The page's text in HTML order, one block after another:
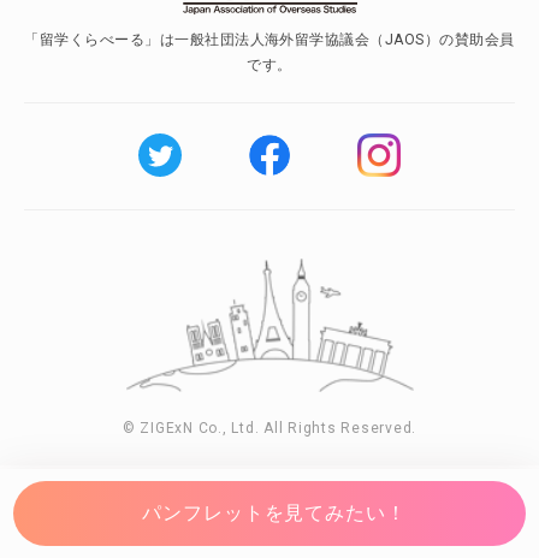
パンフレットを見てみたい！
「留学くらべーる」は一般社団法人海外留学協議会（JAOS）の賛助会員
です。
© ZIGExN Co., Ltd. All Rights Reserved.